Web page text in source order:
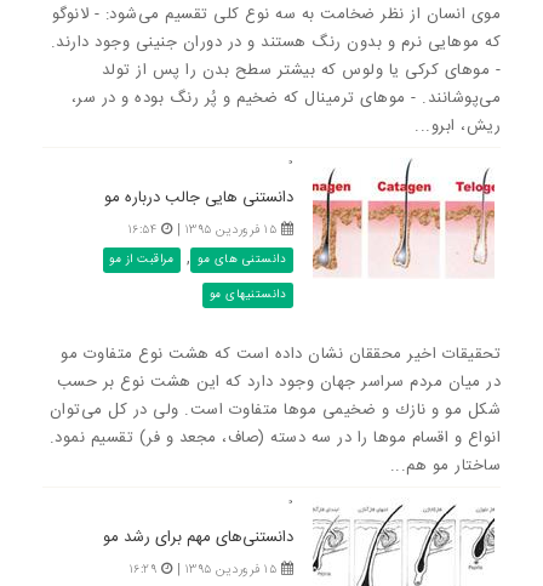
موی انسان از نظر ضخامت به سه نوع کلی تقسیم می‌شود: - لانوگو
که موهایی نرم و بدون رنگ هستند و در دوران جنینی وجود دارند.
- موهای کرکی یا ولوس که بیشتر سطح بدن را پس از تولد
می‌پوشانند. - موهای ترمینال که ضخیم و پُر رنگ بوده و در سر،
ریش، ابرو...
۰
دانستنی هایی جالب درباره مو
۱۵ فروردین ۱۳۹۵ | ۱۶:۵۴
دانستنی های مو ,
مراقبت از مو
دانستنیهای مو
تحقیقات اخیر محققان نشان داده است كه هشت نوع متفاوت مو
در میان مردم سراسر جهان وجود دارد كه این هشت نوع بر حسب
شكل مو و نازك و ضخیمی موها متفاوت است. ولی در كل می‌توان
انواع و اقسام موها را در سه دسته (صاف، مجعد و فر) تقسیم نمود.
ساختار مو هم...
۰
دانستنی‌های مهم برای رشد مو
۱۵ فروردین ۱۳۹۵ | ۱۶:۲۹